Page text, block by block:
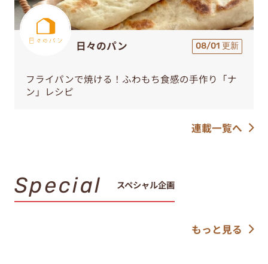
日々のパン 08/01 更新
フライパンで焼ける！ふわもち食感の手作り「ナ
ン」レシピ
連載一覧へ
Special スペシャル企画
もっと見る